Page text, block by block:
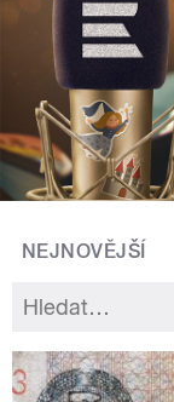
NEJNOVĚJŠÍ